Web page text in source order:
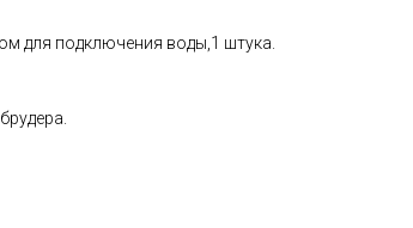
для подключения воды,1 штука.